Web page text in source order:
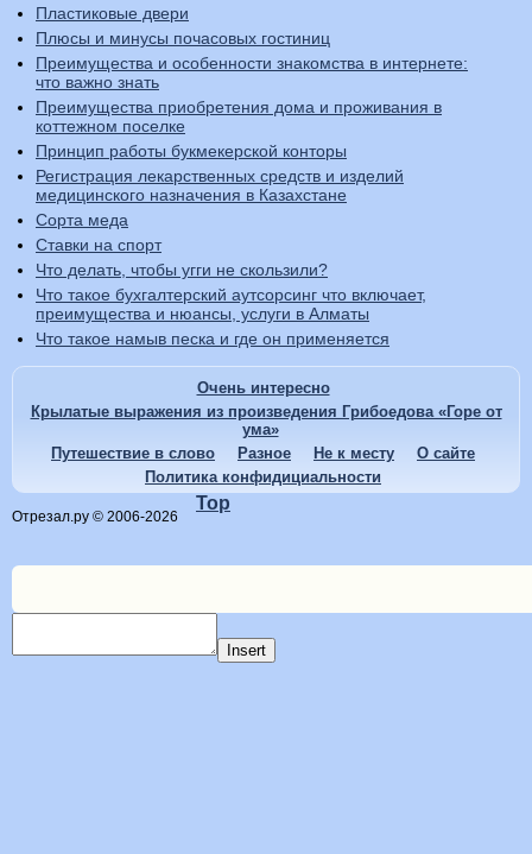
Пластиковые двери
Плюсы и минусы почасовых гостиниц
Преимущества и особенности знакомства в интернете:
что важно знать
Преимущества приобретения дома и проживания в
коттежном поселке
Принцип работы букмекерской конторы
Регистрация лекарственных средств и изделий
медицинского назначения в Казахстане
Сорта меда
Ставки на спорт
Что делать, чтобы угги не скользили?
Что такое бухгалтерский аутсорсинг что включает,
преимущества и нюансы, услуги в Алматы
Что такое намыв песка и где он применяется
Очень интересно
Крылатые выражения из произведения Грибоедова «Горе от
ума»
Путешествие в слово
Разное Не к месту
О сайте
Политика конфидициальности
Отрезал.ру © 2006-2026
Top
Insert